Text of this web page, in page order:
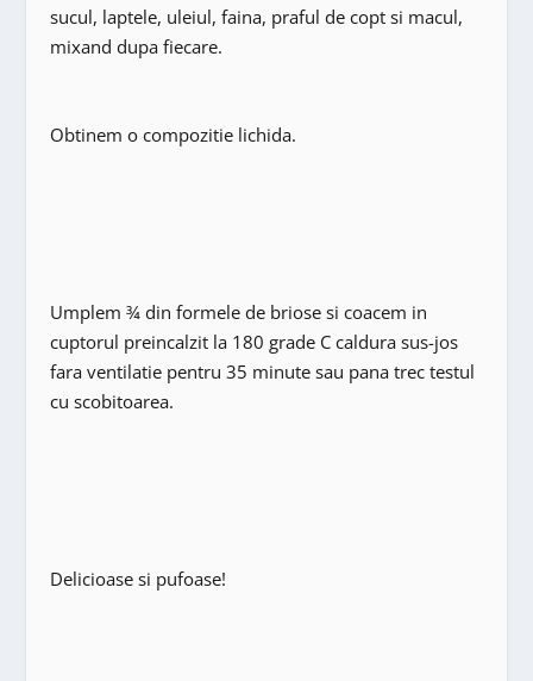
sucul, laptele, uleiul, faina, praful de copt si macul,
mixand dupa fiecare.
Obtinem o compozitie lichida.
Umplem ¾ din formele de briose si coacem in
cuptorul preincalzit la 180 grade C caldura sus-jos
fara ventilatie pentru 35 minute sau pana trec testul
cu scobitoarea.
Delicioase si pufoase!